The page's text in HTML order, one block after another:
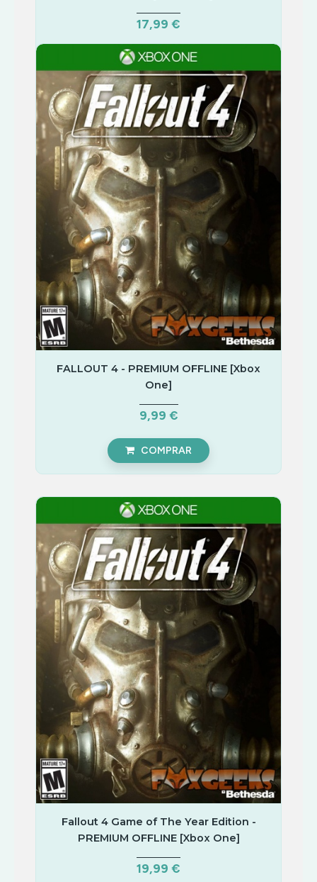
17,99 €
COMPRAR
FALLOUT 4 - PREMIUM OFFLINE [Xbox
One]
9,99 €
COMPRAR
Fallout 4 Game of The Year Edition -
PREMIUM OFFLINE [Xbox One]
19,99 €